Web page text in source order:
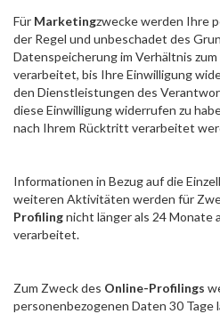
Für Marketingzwecke werden Ihre
der Regel und unbeschadet des
Datenspeicherung im Verhältnis
verarbeitet, bis Ihre Einwilligung
den Dienstleistungen des
diese Einwilligung widerrufen zu
nach Ihrem Rücktritt verarbeitet
Informationen in Bezug auf die
weiteren Aktivitäten werden für
Profilingnicht länger als 24 Monate
verarbeitet.
Zum Zweck des Online-Profilings
personenbezogenen Daten 30 Tage